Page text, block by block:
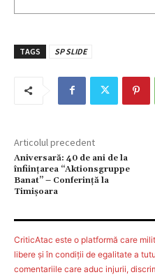
TAGS SP SLIDE
Articolul precedent
Aniversară: 40 de ani de la
înfiinţarea “Aktionsgruppe
Banat” – Conferinţă la
Timişoara
CriticAtac este o platformă care
libere şi în condiţii de egalitate a
comentariile care aduc injurii,